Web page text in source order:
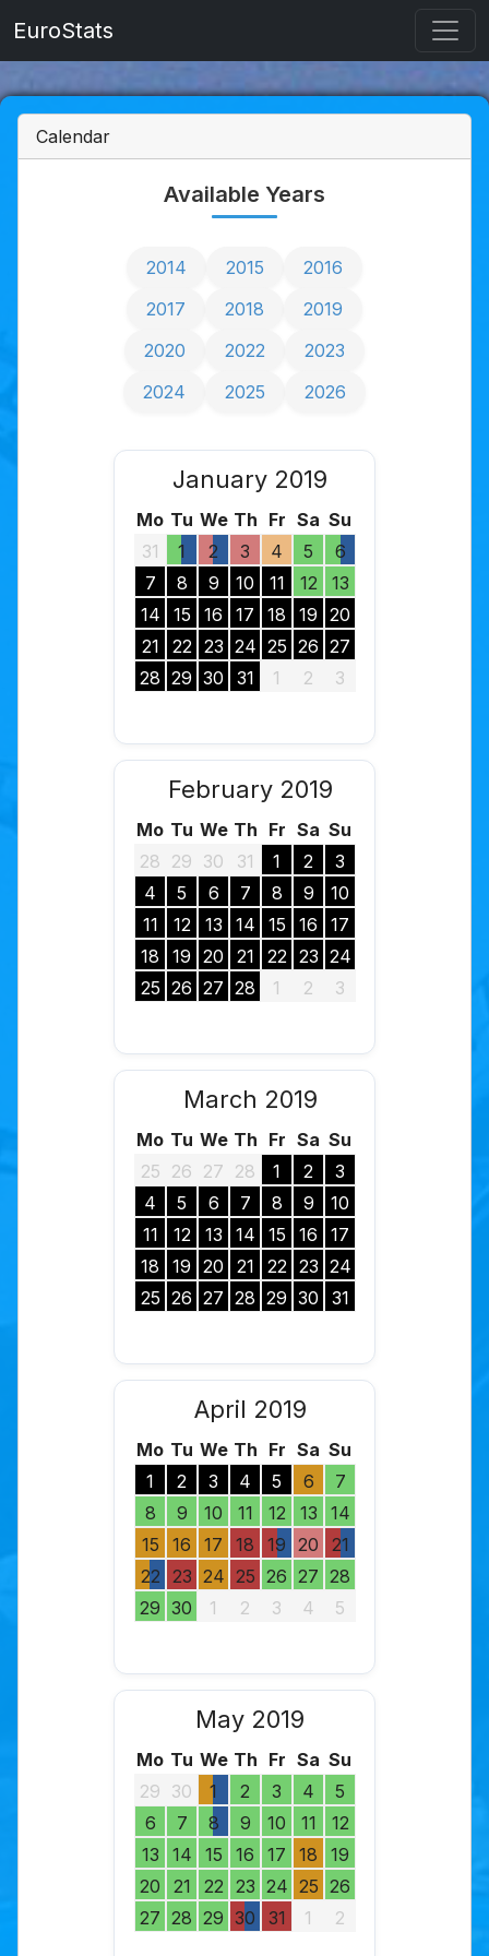
EuroStats
Calendar
Available Years
2014 2015
2016
2017
2018
2019
2020
2022
2023
2024
2025 2026
January 2019
Mo Tu We Th Fr Sa Su
31
1 2 3 4 5
6
7
8 9 10 11 12
13
14
15 16 17 18 19 20
21
22 23 24 25 26 27
28 29 30 31 1 2 3
February 2019
Mo Tu We Th Fr Sa Su
28 29 30 31 1 2
3
4
5 6 7 8 9
10
11
12 13 14 15 16
17
18
19 20 21 22 23 24
25 26 27 28 1 2 3
March 2019
Mo Tu We Th Fr Sa Su
25 26 27 28 1 2
3
4
5 6 7 8 9
10
11
12 13 14 15 16
17
18
19 20 21 22 23 24
25 26 27 28 29 30 31
April 2019
Mo Tu We Th Fr Sa Su
1
2 3 4 5 6
7
8
9 10 11 12 13
14
15
16 17 18 19 20
21
22
23 24 25 26 27 28
29 30 1 2 3 4 5
May 2019
Mo Tu We Th Fr Sa Su
29 30 1 2 3 4
5
6
7 8 9 10 11
12
13
14 15 16 17 18
19
20
21 22 23 24 25 26
27 28 29 30 31 1 2